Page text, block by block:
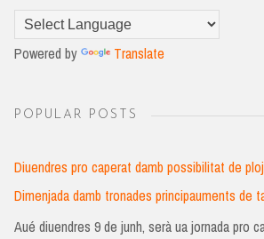
Powered by Translate
POPULAR POSTS
Diuendres pro caperat damb possibilitat de
Dimenjada damb tronades principauments de
Aué diuendres 9 de junh, serà ua jornada pro